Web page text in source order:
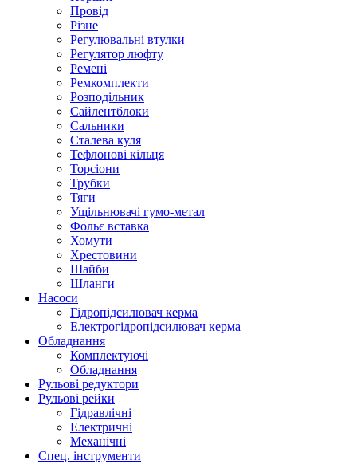
Провід
Різне
Регулювальні втулки
Регулятор люфту
Ремені
Ремкомплекти
Розподільник
Сайлентблоки
Сальники
Сталева куля
Тефлонові кільця
Торсіони
Трубки
Тяги
Ущільнювачі гумо-метал
Фольє вставка
Хомути
Хрестовини
Шайби
Шланги
Насоси
Гідропідсилювач керма
Електрогідропідсилювач керма
Обладнання
Комплектуючі
Обладнання
Рульові редуктори
Рульові рейки
Гідравлічні
Електричні
Механічні
Спец. інструменти